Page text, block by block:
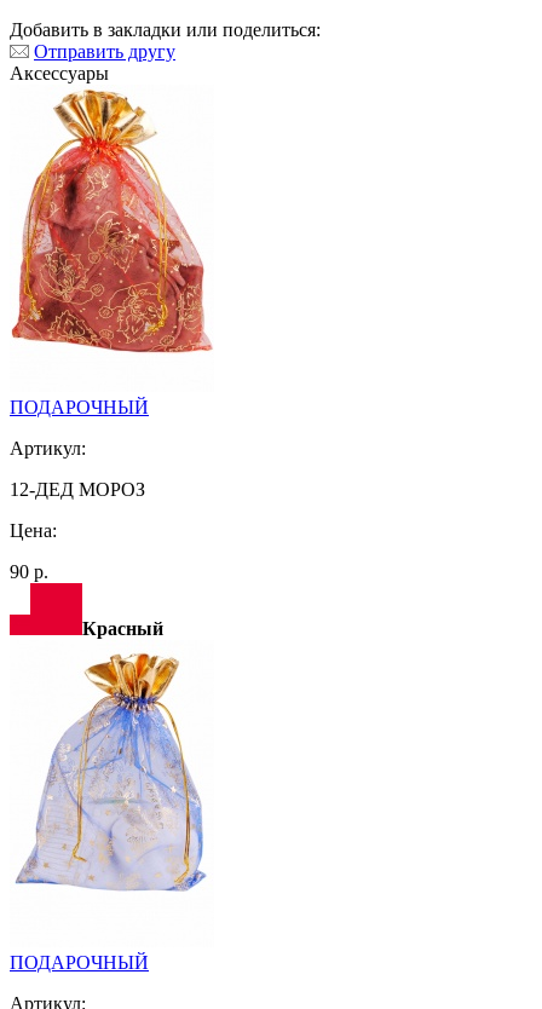
Добавить в закладки или поделиться:
Отправить другу
Аксессуары
ПОДАРОЧНЫЙ
Артикул:
12-ДЕД МОРОЗ
Цена:
90 р.
Красный
ПОДАРОЧНЫЙ
Артикул: